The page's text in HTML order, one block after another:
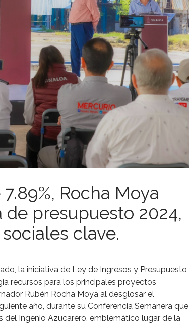
Rocha Moya
presupuesto 2024,
clave.
la iniciativa de Ley de Ingresos y Presupuesto
recursos para los principales proyectos
Rubén Rocha Moya al desglosar el
año, durante su Conferencia Semanera que
del Ingenio Azucarero, emblemático lugar de la